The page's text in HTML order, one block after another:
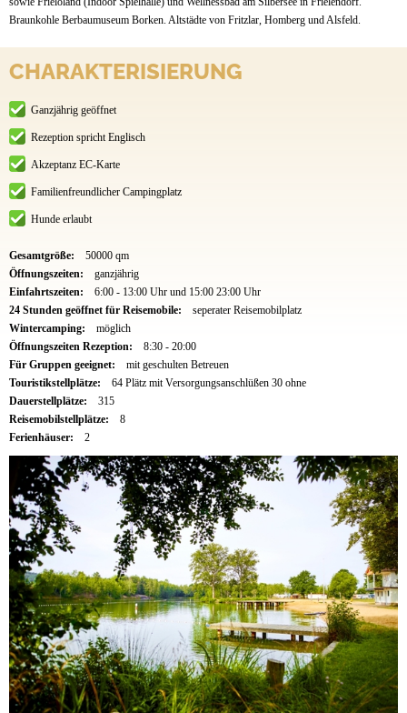
Braunkohle Berbaumuseum Borken. Altstädte von Fritzlar, Homberg und Alsfeld.
CHARAKTERISIERUNG
Ganzjährig geöffnet
Rezeption spricht Englisch
Akzeptanz EC-Karte
Familienfreundlicher Campingplatz
Hunde erlaubt
Gesamtgröße:
50000 qm
Öffnungszeiten:
ganzjährig
Einfahrtszeiten:
6:00 - 13:00 Uhr und 15:00 23:00 Uhr
24 Stunden geöffnet für Reisemobile:
seperater Reisemobilplatz
Wintercamping:
möglich
Öffnungszeiten Rezeption:
8:30 - 20:00
Für Gruppen geeignet:
mit geschulten Betreuen
Touristikstellplätze:
64 Plätz mit Versorgungsanschlüßen 30 ohne
Dauerstellplätze:
315
Reisemobilstellplätze:
8
Ferienhäuser:
2